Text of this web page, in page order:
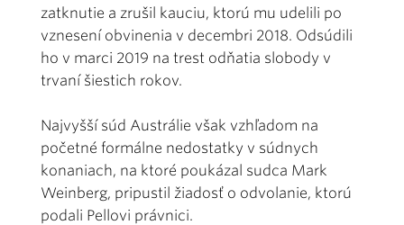
zatknutie a zrušil kauciu, ktorú mu udelili po
vznesení obvinenia v decembri 2018. Odsúdili
ho v marci 2019 na trest odňatia slobody v
trvaní šiestich rokov.
Najvyšší súd Austrálie však vzhľadom na
početné formálne nedostatky v súdnych
konaniach, na ktoré poukázal sudca Mark
Weinberg, pripustil žiadosť o odvolanie, ktorú
podali Pellovi právnici.